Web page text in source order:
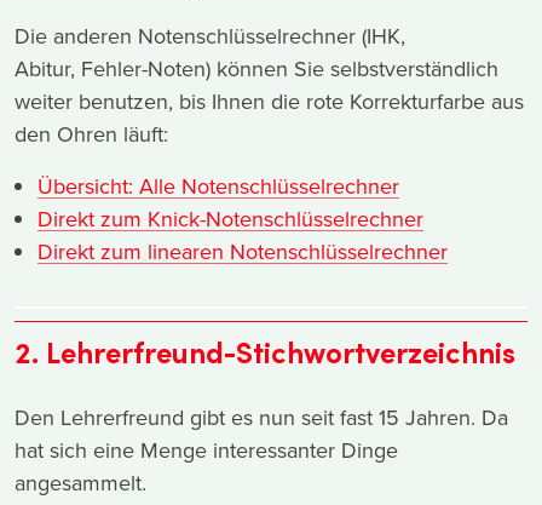
Die anderen Notenschlüsselrechner (IHK,
Abitur, Fehler-Noten) können Sie selbstverständlich
weiter benutzen, bis Ihnen die rote Korrekturfarbe aus
den Ohren läuft:
Übersicht: Alle Notenschlüsselrechner
Direkt zum Knick-Notenschlüsselrechner
Direkt zum linearen Notenschlüsselrechner
2. Lehrerfreund-Stichwortverzeichnis
Den Lehrerfreund gibt es nun seit fast 15 Jahren. Da
hat sich eine Menge interessanter Dinge
angesammelt.